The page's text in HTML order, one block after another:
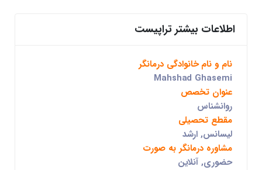
اطلاعات بیشتر تراپیست
نام و نام خانوادگی درمانگر
Mahshad Ghasemi
عنوان تخصص
روانشناس
مقطع تحصیلی
لیسانس, ارشد
مشاوره درمانگر به صورت
حضوری, آنلاین